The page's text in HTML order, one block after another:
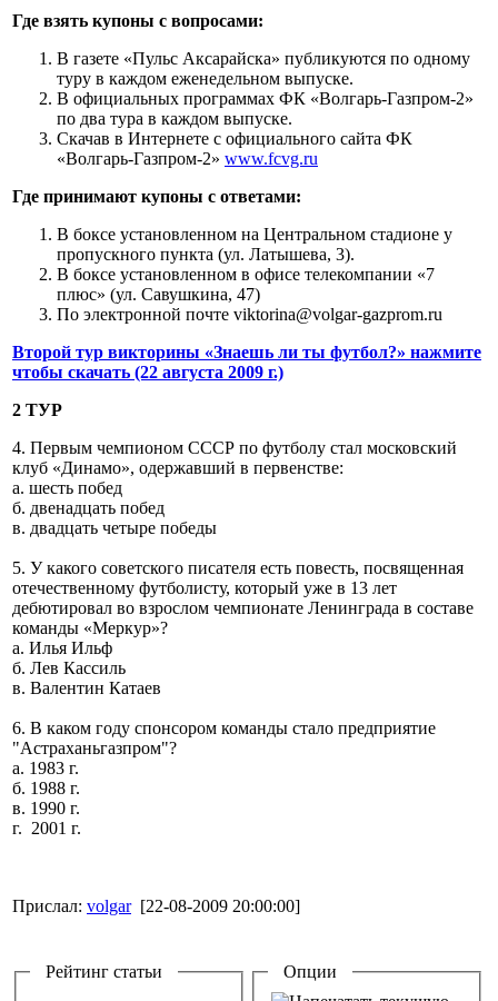
Где взять купоны с вопросами:
В газете «Пульс Аксарайска» публикуются по одному
туру в каждом еженедельном выпуске.
В официальных программах ФК «Волгарь-Газпром-2»
по два тура в каждом выпуске.
Скачав в Интернете с официального сайта ФК
«Волгарь-Газпром-2» www.fcvg.ru
Где принимают купоны с ответами:
В боксе установленном на Центральном стадионе у
пропускного пункта (ул. Латышева, 3).
В боксе установленном в офисе телекомпании «7
плюс» (ул. Савушкина, 47)
По электронной почте viktorina@volgar-gazprom.ru
Второй тур викторины «Знаешь ли ты футбол?» нажмите
чтобы скачать (22 августа 2009 г.)
2 ТУР
4. Первым чемпионом СССР по футболу стал московский
клуб «Динамо», одержавший в первенстве:
а. шесть побед
б. двенадцать побед
в. двадцать четыре победы
5. У какого советского писателя есть повесть, посвященная
отечественному футболисту, который уже в 13 лет
дебютировал во взрослом чемпионате Ленинграда в составе
команды «Меркур»?
а. Илья Ильф
б. Лев Кассиль
в. Валентин Катаев
6. В каком году спонсором команды стало предприятие
"Астраханьгазпром"?
а. 1983 г.
б. 1988 г.
в. 1990 г.
г. 2001 г.
Прислал: volgar [22-08-2009 20:00:00]
Рейтинг статьи Опции